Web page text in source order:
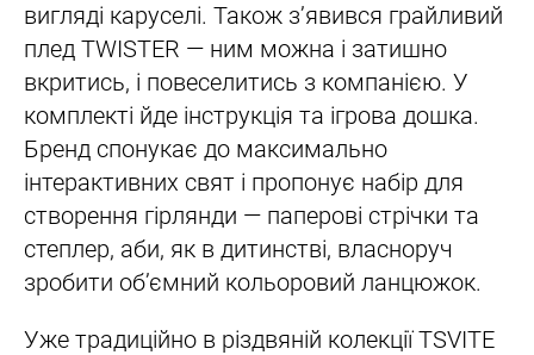
вигляді каруселі. Також зʼявився грайливий
плед TWISTER — ним можна і затишно
вкритись, і повеселитись з компанією. У
комплекті йде інструкція та ігрова дошка.
Бренд спонукає до максимально
інтерактивних свят і пропонує набір для
створення гірлянди — паперові стрічки та
степлер, аби, як в дитинстві, власноруч
зробити обʼємний кольоровий ланцюжок.
Уже традиційно в різдвяній колекції TSVITE